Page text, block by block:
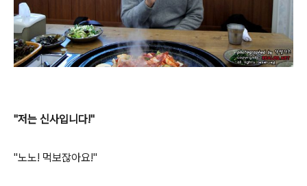
"저는 신사입니다!"
"노노! 먹보잖아요!"